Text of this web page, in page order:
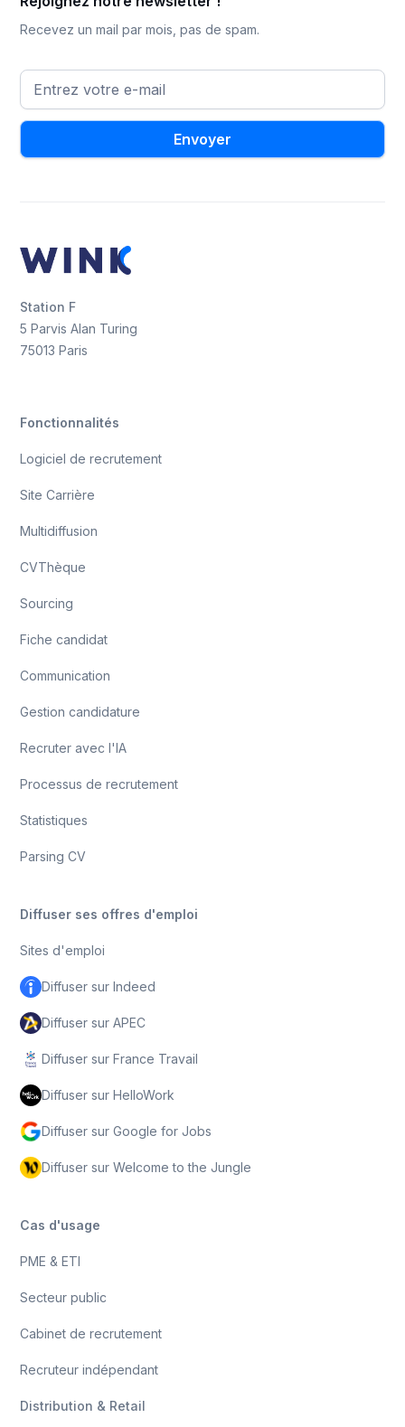
Recevez un mail par mois, pas de spam.
Station F
5 Parvis Alan Turing
75013 Paris
Fonctionnalités
Logiciel de recrutement
Site Carrière
Multidiffusion
CVThèque
Sourcing
Fiche candidat
Communication
Gestion candidature
Recruter avec l'IA
Processus de recrutement
Statistiques
Parsing CV
Diffuser ses offres d'emploi
Sites d'emploi
Diffuser sur Indeed
Diffuser sur APEC
Diffuser sur France Travail
Diffuser sur HelloWork
Diffuser sur Google for Jobs
Diffuser sur Welcome to the Jungle
Cas d'usage
PME & ETI
Secteur public
Cabinet de recrutement
Recruteur indépendant
Distribution & Retail